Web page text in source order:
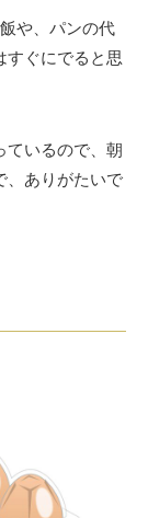
や、パンの代
すぐにでると思
ているので、朝
、ありがたいで